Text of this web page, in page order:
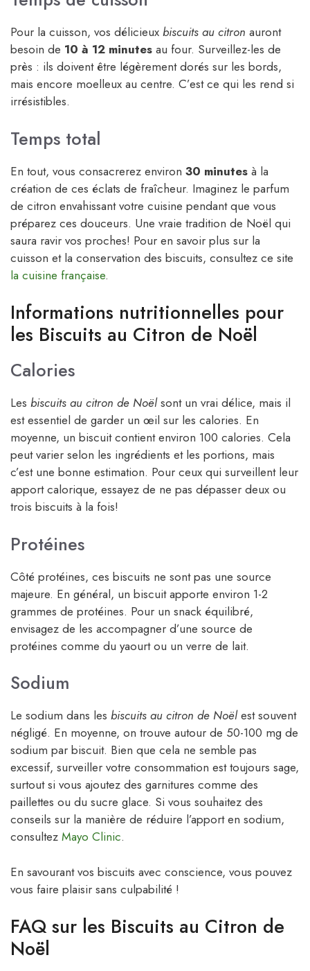
Pour la cuisson, vos délicieux biscuits au citron auront
besoin de 10 à 12 minutes au four. Surveillez-les de
près : ils doivent être légèrement dorés sur les bords,
mais encore moelleux au centre. C’est ce qui les rend si
irrésistibles.
Temps total
En tout, vous consacrerez environ 30 minutes à la
création de ces éclats de fraîcheur. Imaginez le parfum
de citron envahissant votre cuisine pendant que vous
préparez ces douceurs. Une vraie tradition de Noël qui
saura ravir vos proches! Pour en savoir plus sur la
cuisson et la conservation des biscuits, consultez ce site
la cuisine française.
Informations nutritionnelles pour
les Biscuits au Citron de Noël
Calories
Les biscuits au citron de Noëlsont un vrai délice, mais il
est essentiel de garder un œil sur les calories. En
moyenne, un biscuit contient environ 100 calories. Cela
peut varier selon les ingrédients et les portions, mais
c’est une bonne estimation. Pour ceux qui surveillent leur
apport calorique, essayez de ne pas dépasser deux ou
trois biscuits à la fois!
Protéines
Côté protéines, ces biscuits ne sont pas une source
majeure. En général, un biscuit apporte environ 1-2
grammes de protéines. Pour un snack équilibré,
envisagez de les accompagner d’une source de
protéines comme du yaourt ou un verre de lait.
Sodium
Le sodium dans les biscuits au citron de Noëlest souvent
négligé. En moyenne, on trouve autour de 50-100 mg de
sodium par biscuit. Bien que cela ne semble pas
excessif, surveiller votre consommation est toujours sage,
surtout si vous ajoutez des garnitures comme des
paillettes ou du sucre glace. Si vous souhaitez des
conseils sur la manière de réduire l’apport en sodium,
consultez Mayo Clinic.
En savourant vos biscuits avec conscience, vous pouvez
vous faire plaisir sans culpabilité !
FAQ sur les Biscuits au Citron de
Noël